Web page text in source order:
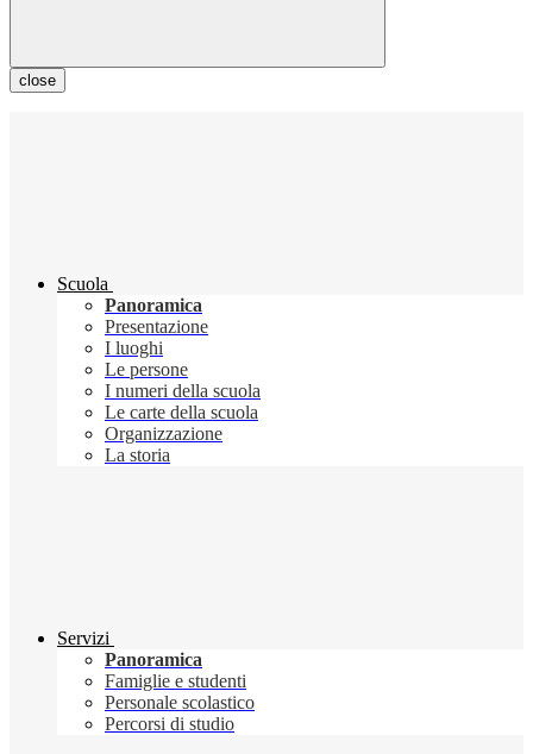
close
Scuola
Panoramica
Presentazione
I luoghi
Le persone
I numeri della scuola
Le carte della scuola
Organizzazione
La storia
Servizi
Panoramica
Famiglie e studenti
Personale scolastico
Percorsi di studio